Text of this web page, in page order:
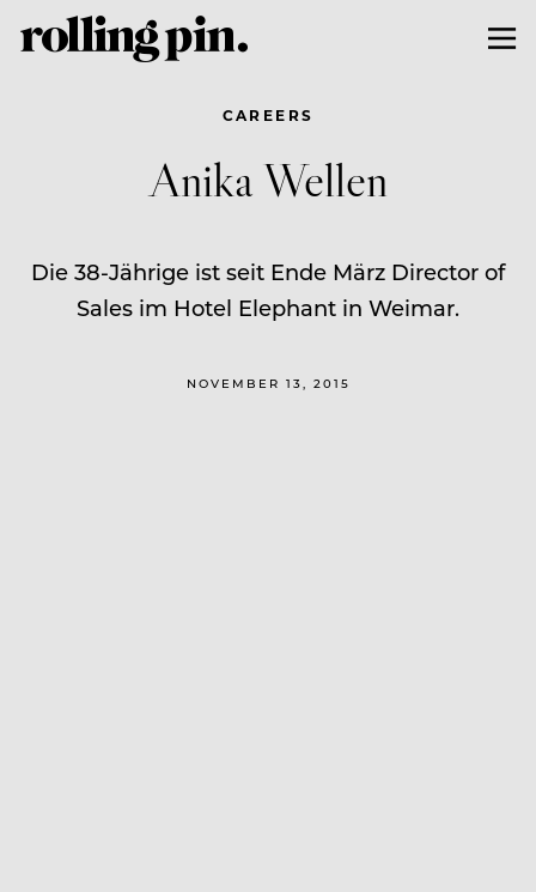
CAREERS
Anika Wellen
Die 38-Jährige ist seit Ende März Director of
Sales im Hotel Elephant in Weimar.
NOVEMBER 13, 2015